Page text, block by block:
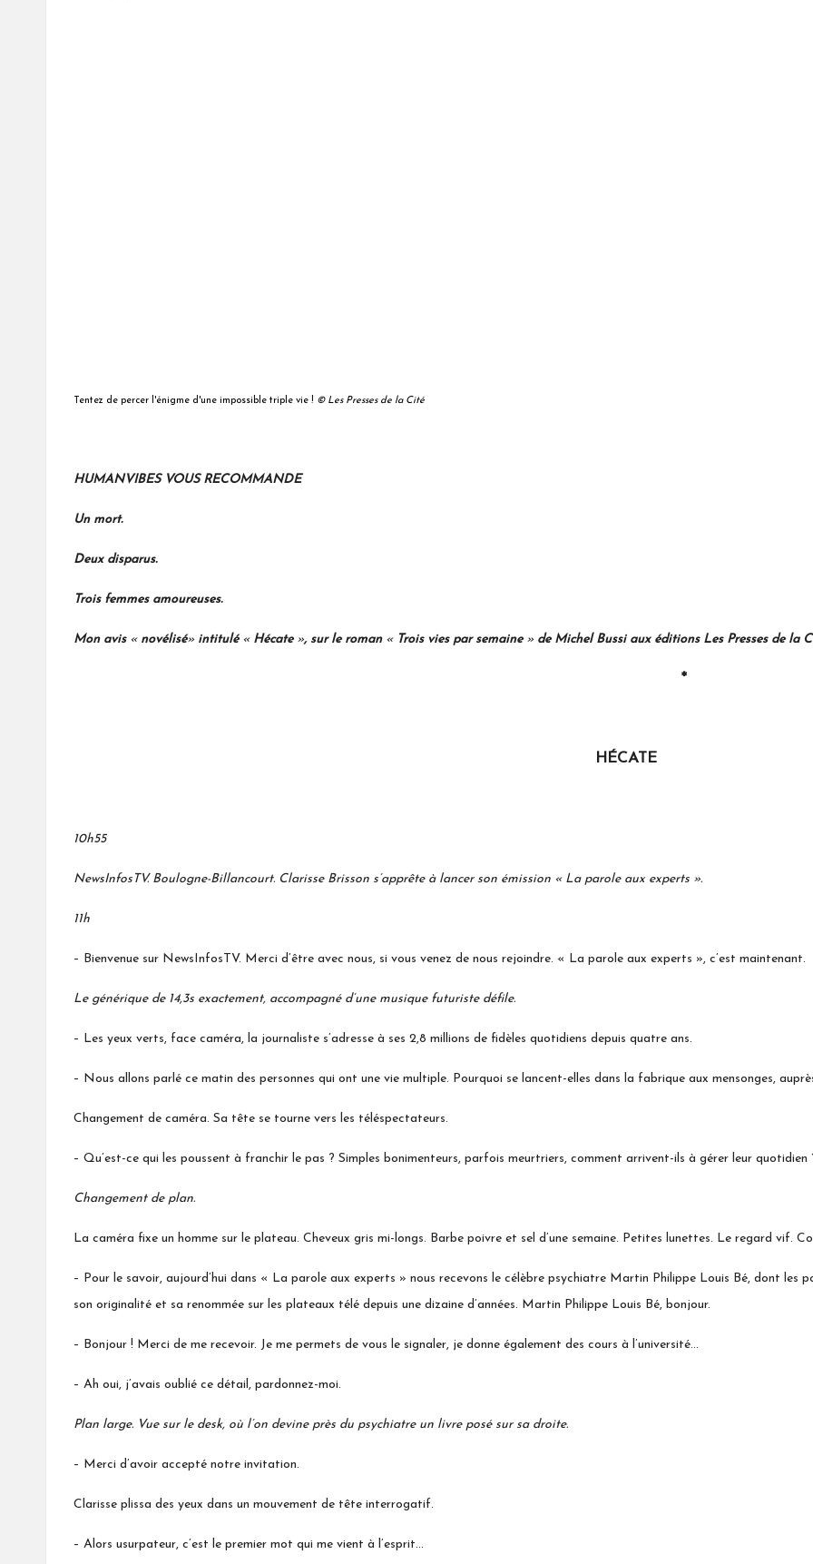
Tentez de percer l'énigme d'une impossible triple vie ! © Les Presses de la Cité
HUMANVIBES VOUS RECOMMANDE
Un mort.
Deux disparus.
Trois femmes amoureuses.
Mon avis « novélisé»intitulé « Hécate », sur le roman « Trois vies par semaine » de Michel Bussi aux éditions Les Presses de la
*
HÉCATE
10h55
NewsInfosTV. Boulogne-Billancourt. Clarisse Brisson s’apprête à lancer son émission « La parole aux experts ».
11h
– Bienvenue sur NewsInfosTV. Merci d’être avec nous, si vous venez de nous rejoindre. « La parole aux experts », c’est maintenant.
Le générique de 14,3s exactement, accompagné d’une musique futuriste défile.
– Les yeux verts, face caméra, la journaliste s’adresse à ses 2,8 millions de fidèles quotidiens depuis quatre ans.
– Nous allons parlé ce matin des personnes qui ont une vie multiple. Pourquoi se lancent-elles dans la fabrique aux mensonges,
Changement de caméra. Sa tête se tourne vers les téléspectateurs.
– Qu’est-ce qui les poussent à franchir le pas ? Simples bonimenteurs, parfois meurtriers, comment arrivent-ils à gérer leur quotidien
Changement de plan.
La caméra fixe un homme sur le plateau. Cheveux gris mi-longs. Barbe poivre et sel d’une semaine. Petites lunettes. Le regard vif.
– Pour le savoir, aujourd’hui dans « La parole aux experts » nous recevons le célèbre psychiatre Martin Philippe Louis Bé, dont les
son originalité et sa renommée sur les plateaux télé depuis une dizaine d’années. Martin Philippe Louis Bé, bonjour.
– Bonjour ! Merci de me recevoir. Je me permets de vous le signaler, je donne également des cours à l’université…
– Ah oui, j’avais oublié ce détail, pardonnez-moi.
Plan large. Vue sur le desk, où l’on devine près du psychiatre un livre posé sur sa droite.
– Merci d’avoir accepté notre invitation.
Clarisse plissa des yeux dans un mouvement de tête interrogatif.
– Alors usurpateur, c’est le premier mot qui me vient à l’esprit…